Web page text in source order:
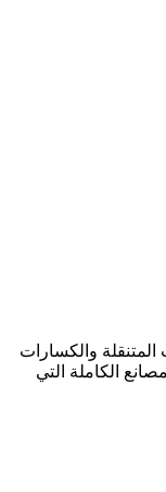
والكسارات
الكاملة التي